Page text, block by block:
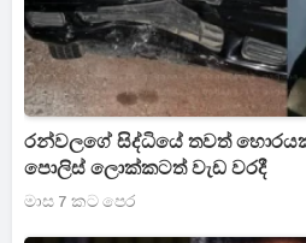
රන්වලගේ සිද්ධියේ තවත්
පොලිස් ලොක්කටත් වැඩ වරදී
මාස 7 කට පෙර